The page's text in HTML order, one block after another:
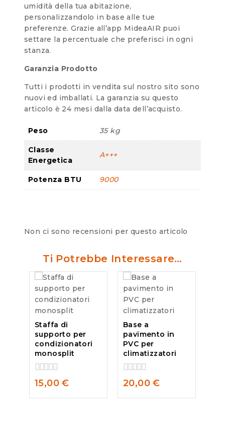
umidità della tua abitazione,
personalizzandolo in base alle tue
preferenze. Grazie all’app MideaAIR puoi
settare la percentuale che preferisci in ogni
stanza.
Garanzia Prodotto
Tutti i prodotti in vendita sul nostro sito sono
nuovi ed imballati. La garanzia su questo
articolo è 24 mesi dalla data dell’acquisto.
Peso 35 kg
Classe
Energetica
A+++
Potenza BTU 9000
Non ci sono recensioni per questo articolo
Ti Potrebbe Interessare…
Staffa di
supporto per
condizionatori
monosplit
0
out
of
15,00€
Base a
pavimento in
PVC per
climatizzatori
0
out
of
20,00€